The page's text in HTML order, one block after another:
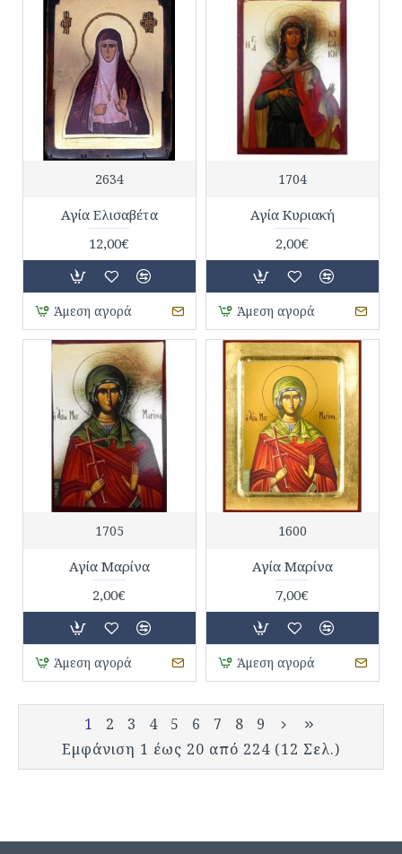
2634
Αγία Ελισαβέτα
12,00€
Άμεση αγορά
1704
Αγία Κυριακή
2,00€
Άμεση αγορά
1705
Αγία Μαρίνα
2,00€
Άμεση αγορά
1600
Αγία Μαρίνα
7,00€
Άμεση αγορά
1 2 3 4 5 6 7 8
9
Εμφάνιση 1 έως 20 από 224 (12 Σελ.)